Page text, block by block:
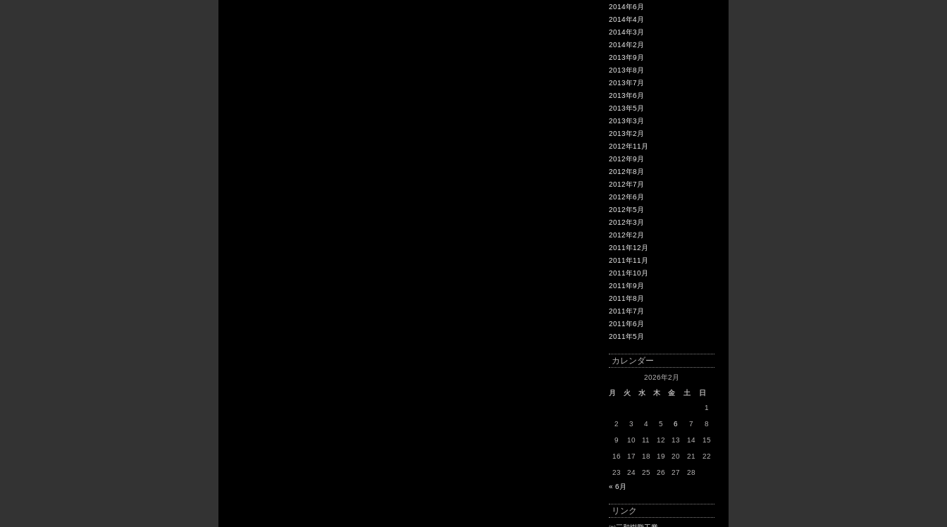
2014年6月
2014年4月
2014年3月
2014年2月
2013年9月
2013年8月
2013年7月
2013年6月
2013年5月
2013年3月
2013年2月
2012年11月
2012年9月
2012年8月
2012年7月
2012年6月
2012年5月
2012年3月
2012年2月
2011年12月
2011年11月
2011年10月
2011年9月
2011年8月
2011年7月
2011年6月
2011年5月
カレンダー
2026年2月
月
火 水 木 金 土 日
« 6月
1
2 3 4 5 6 7 8
9 10 11 12 13 14 15
16 17 18 19 20 21 22
23 24 25 26 27 28
リンク